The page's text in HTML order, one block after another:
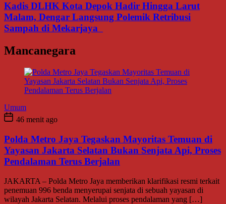
Kadis DLHK Kota Depok Hadir Hingga Larut
Malam, Dengar Langsung Polemik Retribusi
Sampah di Mekarjaya
Mancanegara
Umum
46 menit ago
Polda Metro Jaya Tegaskan Mayoritas Temuan di
Yayasan Jakarta Selatan Bukan Senjata Api, Proses
Pendalaman Terus Berjalan
JAKARTA – Polda Metro Jaya memberikan klarifikasi resmi terkait
penemuan 996 benda menyerupai senjata di sebuah yayasan di
wilayah Jakarta Selatan. Melalui proses pendalaman yang […]